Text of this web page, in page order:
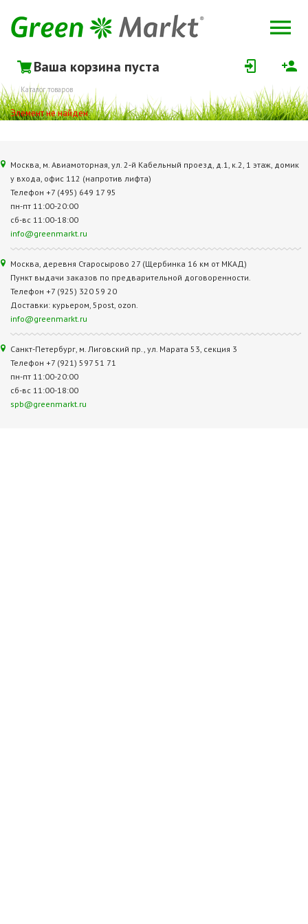
Ваша корзина пуста
Каталог товаров
Элемент не найден
Москва, м. Авиамоторная, ул. 2‑й Кабельный проезд, д.1, к.2, 1 этаж, домик
у входа, офис 112 (напротив лифта)
Телефон +7 (495) 649 17 95
пн-пт 11:00-20:00
сб-вс 11:00-18:00
info@greenmarkt.ru
Москва, деревня Старосырово 27 (Щербинка 16 км от МКАД)
Пункт выдачи заказов по предварительной договоренности.
Телефон +7 (925) 320 59 20
Доставки: курьером, 5post, ozon.
info@greenmarkt.ru
Санкт-Петербург, м. Лиговский пр., ул. Марата 53, секция 3
Телефон +7 (921) 597 51 71
пн-пт 11:00-20:00
сб-вс 11:00-18:00
spb@greenmarkt.ru